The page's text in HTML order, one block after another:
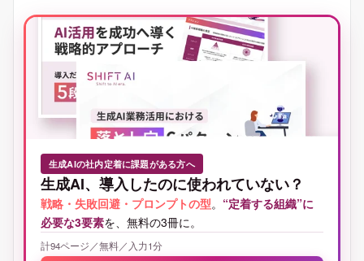
生成AIの社内定着に課題がある方へ
生成AI、導入したのに使われていない？
戦略・失敗回避・プロンプトの型。 “定着する組織”に
必要な3要素を、無料の3冊に。
計94ページ／無料／入力1分